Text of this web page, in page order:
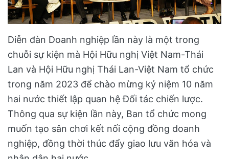
Diễn đàn Doanh nghiệp lần này là một trong
chuỗi sự kiện mà Hội Hữu nghị Việt Nam-Thái
Lan và Hội Hữu nghị Thái Lan-Việt Nam tổ chức
trong năm 2023 để chào mừng kỷ niệm 10 năm
hai nước thiết lập quan hệ Đối tác chiến lược.
Thông qua sự kiện lần này, Ban tổ chức mong
muốn tạo sân chơi kết nối cộng đồng doanh
nghiệp, đồng thời thúc đẩy giao lưu văn hóa và